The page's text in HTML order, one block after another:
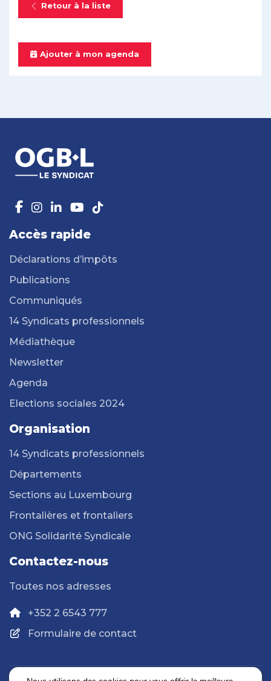
Retour à la liste
Ajouter à mon agenda
Accès rapide
Déclarations d’impôts
Publications
Communiqués
14 Syndicats professionnels
Médiathèque
Newsletter
Agenda
Elections sociales 2024
Organisation
14 Syndicats professionnels
Départements
Sections au Luxembourg
Frontalières et frontaliers
ONG Solidarité Syndicale
Contactez-nous
Toutes nos adresses
+352 2 6543 777
Formulaire de contact